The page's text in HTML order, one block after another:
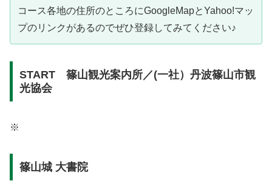
コース各地の住所のところにGoogleMapとYahoo!マッ
プのリンクがあるのでぜひ登録してみてください♪
START 篠山観光案内所／(一社）丹波篠山市観
光協会
※
篠山城 大書院